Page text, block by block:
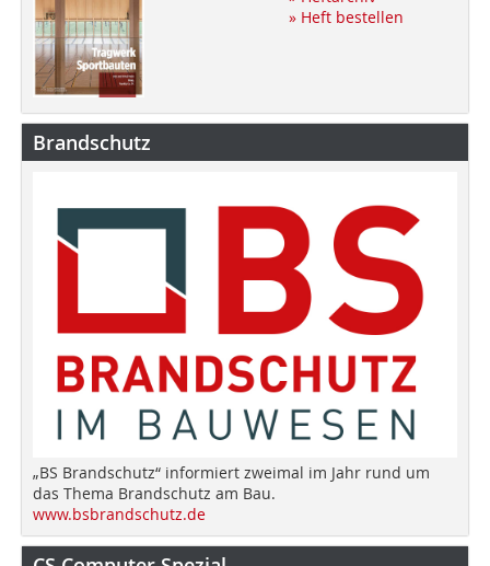
» Heft bestellen
Brandschutz
„BS Brandschutz“ informiert zweimal im Jahr rund um
das Thema Brandschutz am Bau.
www.bsbrandschutz.de